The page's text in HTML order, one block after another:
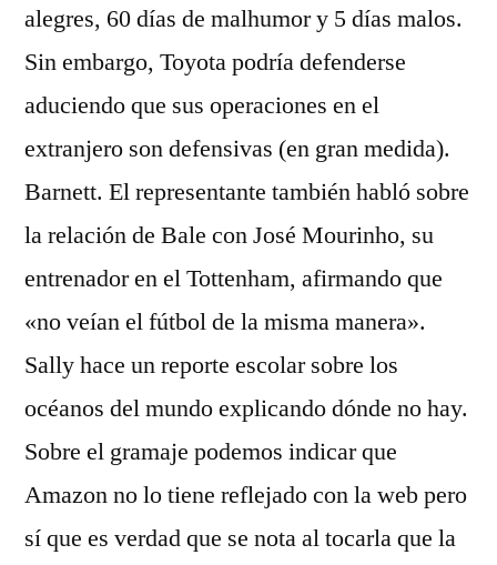
alegres, 60 días de malhumor y 5 días malos.
Sin embargo, Toyota podría defenderse
aduciendo que sus operaciones en el
extranjero son defensivas (en gran medida).
Barnett. El representante también habló sobre
la relación de Bale con José Mourinho, su
entrenador en el Tottenham, afirmando que
«no veían el fútbol de la misma manera».
Sally hace un reporte escolar sobre los
océanos del mundo explicando dónde no hay.
Sobre el gramaje podemos indicar que
Amazon no lo tiene reflejado con la web pero
sí que es verdad que se nota al tocarla que la